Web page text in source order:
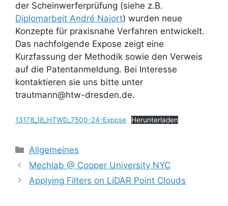
der Scheinwerferprüfung (siehe z.B.
Diplomarbeit André Najort) wurden neue
Konzepte für praxisnahe Verfahren entwickelt.
Das nachfolgende Expose zeigt eine
Kurzfassung der Methodik sowie den Verweis
auf die Patentanmeldung. Bei Interesse
kontaktieren sie uns bitte unter
trautmann@htw-dresden.de.
13178_18_HTWD_7500-24-Expose Herunterladen
Kategorien
Allgemeines
Mechlab @ Cooper University NYC
Applying Filters on LiDAR Point Clouds